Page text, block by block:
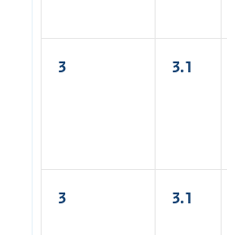
3 3.1
3 3.1